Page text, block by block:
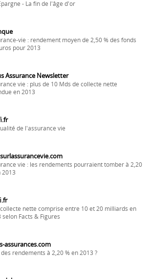
- La fin de l'âge d'or
vie : rendement moyen de 2,50 % des fonds
pour 2013
Assurance Newsletter
vie : plus de 10 Mds de collecte nette
en 2013
de l'assurance vie
vie : les rendements pourraient tomber à 2,20
2013
nette comprise entre 10 et 20 milliards en
selon Facts & Figures
assurances.com
rendements à 2,20 % en 2013 ?